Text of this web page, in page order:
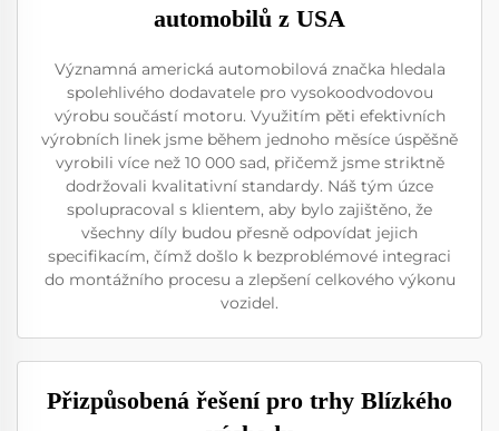
automobilů z USA
Významná americká automobilová značka hledala
spolehlivého dodavatele pro vysokoodvodovou
výrobu součástí motoru. Využitím pěti efektivních
výrobních linek jsme během jednoho měsíce úspěšně
vyrobili více než 10 000 sad, přičemž jsme striktně
dodržovali kvalitativní standardy. Náš tým úzce
spolupracoval s klientem, aby bylo zajištěno, že
všechny díly budou přesně odpovídat jejich
specifikacím, čímž došlo k bezproblémové integraci
do montážního procesu a zlepšení celkového výkonu
vozidel.
Přizpůsobená řešení pro trhy Blízkého